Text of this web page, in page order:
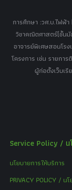
การศึกษา :วศ.บ.ไฟฟ้
วิชาคณิตศาสตร์(ชั้นมั
อาจารย์พิเศษสอนโร
โครงการ เช่น รายกา
ผู้ก่อตั้งเว็บเ
Service Policy / น
นโยบายการให้บริการ
PRIVACY POLICY /